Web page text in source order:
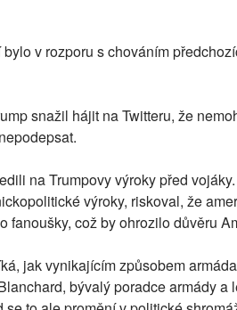
v rozporu s chováním
snažil hájit na Twitteru, že
na Trumpovy výroky před
výroky, riskoval, že
fanoušky, což by ohrozilo důvěru
jak vynikajícím způsobem
bývalý poradce armády a